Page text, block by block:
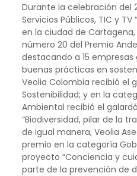
Durante la celebración del
Servicios Públicos, TIC y
en la ciudad de
número 20 del Premio
destacando a 15 empresas
buenas prácticas en
Veolia Colombia recibió el
Sostenibilidad; y en la
Ambiental recibió el
“Biodiversidad, pilar de la
de igual manera, Veolia
premio en la categoría
proyecto “Conciencia y
parte de la prevención de